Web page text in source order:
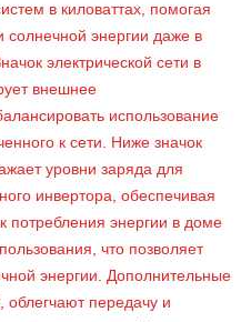
в киловаттах, помогая
солнечной энергии даже в
электрической сети в
внешнее
использование
к сети. Ниже значок
уровни заряда для
инвертора, обеспечивая
потребления энергии в доме
что позволяет
энергии. Дополнительные
облегчают передачу и